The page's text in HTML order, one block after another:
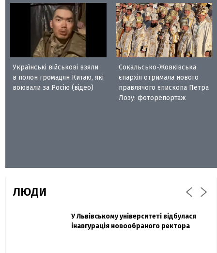
Українські військові взяли
в полон громадян Китаю, які
воювали за Росію (відео)
Сокальсько-Жовківська
єпархія отримала нового
правлячого єпископа Петра
Лозу: фоторепортаж
ЛЮДИ
Павло Дак
«Час не лікує, лише притуплює біль»:
Захисник "Азовсталі" Діанов вдруге
одружився та показав фото з весілля
У Львівському університеті відбулася
інавгурація новообраного ректора